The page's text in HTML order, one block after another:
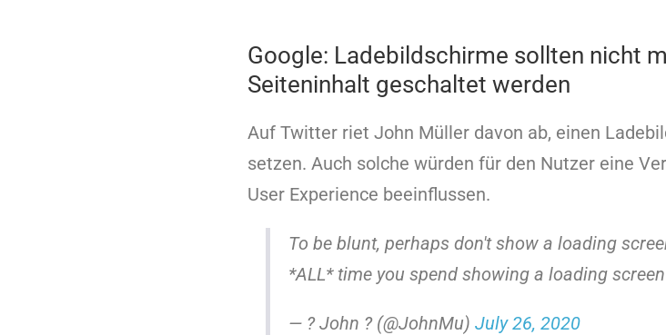
Google: Ladebildschirme sollten nicht
Seiteninhalt geschaltet werden
Auf Twitter riet John Müller davon ab, einen
setzen. Auch solche würden für den Nutzer eine
User Experience beeinflussen.
To be blunt, perhaps don't show a loading
*ALL* time you spend showing a loading
— ? John ? (@JohnMu) July 26, 2020